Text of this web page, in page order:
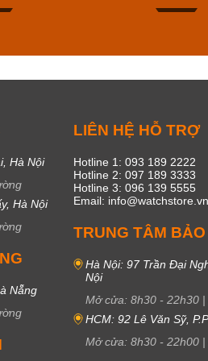
Hà Nội
Hà Nội
Nẵng
LIÊN HỆ HỖ TRỢ
Hotline 1: 093 189 2222
Hotline 2: 097 189 3333
Hotline 3: 096 139 5555
Email: info@watchstore.vn
TRUNG TÂM
Hà Nội: 97 Trần Đại
Nội
Mở cửa: 8h30 - 22h30 |
HCM: 92 Lê Văn Sỹ,
Mở cửa: 8h30 - 22h00 |